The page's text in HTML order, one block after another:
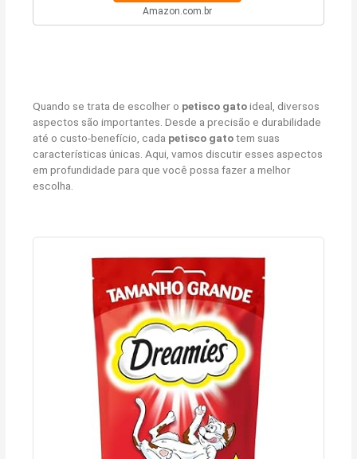
Amazon.com.br
Quando se trata de escolher o petisco gatoideal, diversos
aspectos são importantes. Desde a precisão e durabilidade
até o custo-benefício, cada petisco gatotem suas
características únicas. Aqui, vamos discutir esses aspectos
em profundidade para que você possa fazer a melhor
escolha.